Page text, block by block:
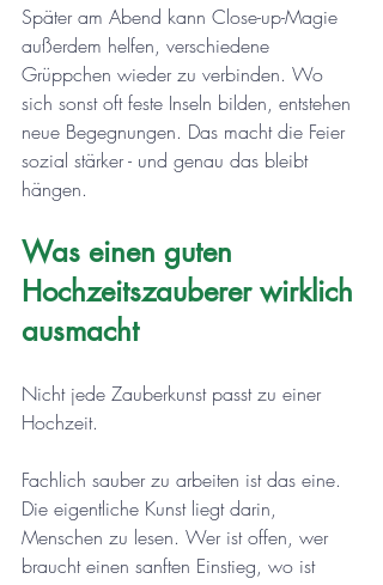
Später am Abend kann Close-up-Magie
außerdem helfen, verschiedene
Grüppchen wieder zu verbinden. Wo
sich sonst oft feste Inseln bilden, entstehen
neue Begegnungen. Das macht die Feier
sozial stärker - und genau das bleibt
hängen.
Was einen guten
Hochzeitszauberer wirklich
ausmacht
Nicht jede Zauberkunst passt zu einer
Hochzeit.
Fachlich sauber zu arbeiten ist das eine.
Die eigentliche Kunst liegt darin,
Menschen zu lesen. Wer ist offen, wer
braucht einen sanften Einstieg, wo ist